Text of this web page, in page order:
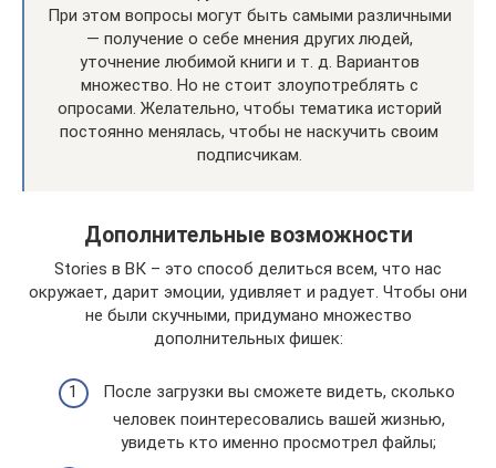
При этом вопросы могут быть самыми различными
— получение о себе мнения других людей,
уточнение любимой книги и т. д. Вариантов
множество. Но не стоит злоупотреблять с
опросами. Желательно, чтобы тематика историй
постоянно менялась, чтобы не наскучить своим
подписчикам.
Дополнительные возможности
Stories в ВК – это способ делиться всем, что нас
окружает, дарит эмоции, удивляет и радует. Чтобы они
не были скучными, придумано множество
дополнительных фишек:
После загрузки вы сможете видеть, сколько
человек поинтересовались вашей жизнью,
увидеть кто именно просмотрел файлы;